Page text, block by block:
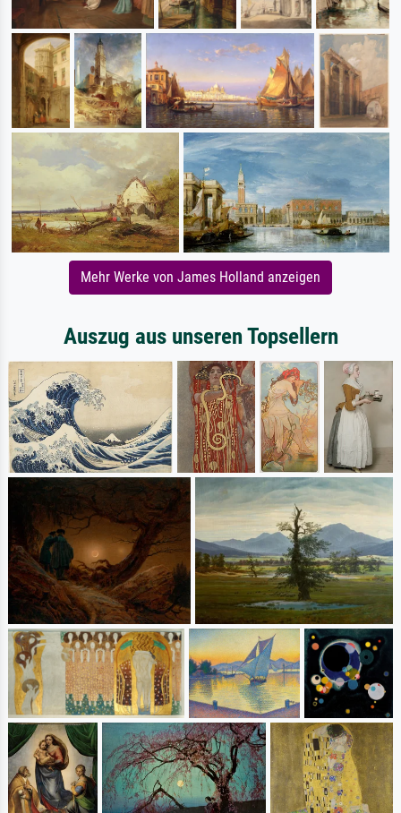
Mehr Werke von James Holland anzeigen
Auszug aus unseren Topsellern